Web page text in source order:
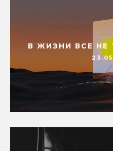
В ЖИЗНИ ВСЕ НЕ